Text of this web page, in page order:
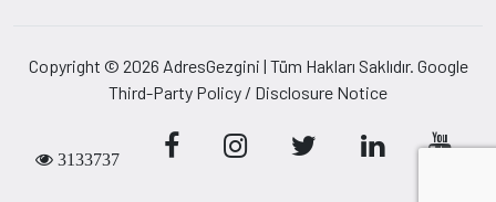
Copyright © 2026 AdresGezgini | Tüm Hakları Saklıdır. Google
Third-Party Policy / Disclosure Notice
3133737